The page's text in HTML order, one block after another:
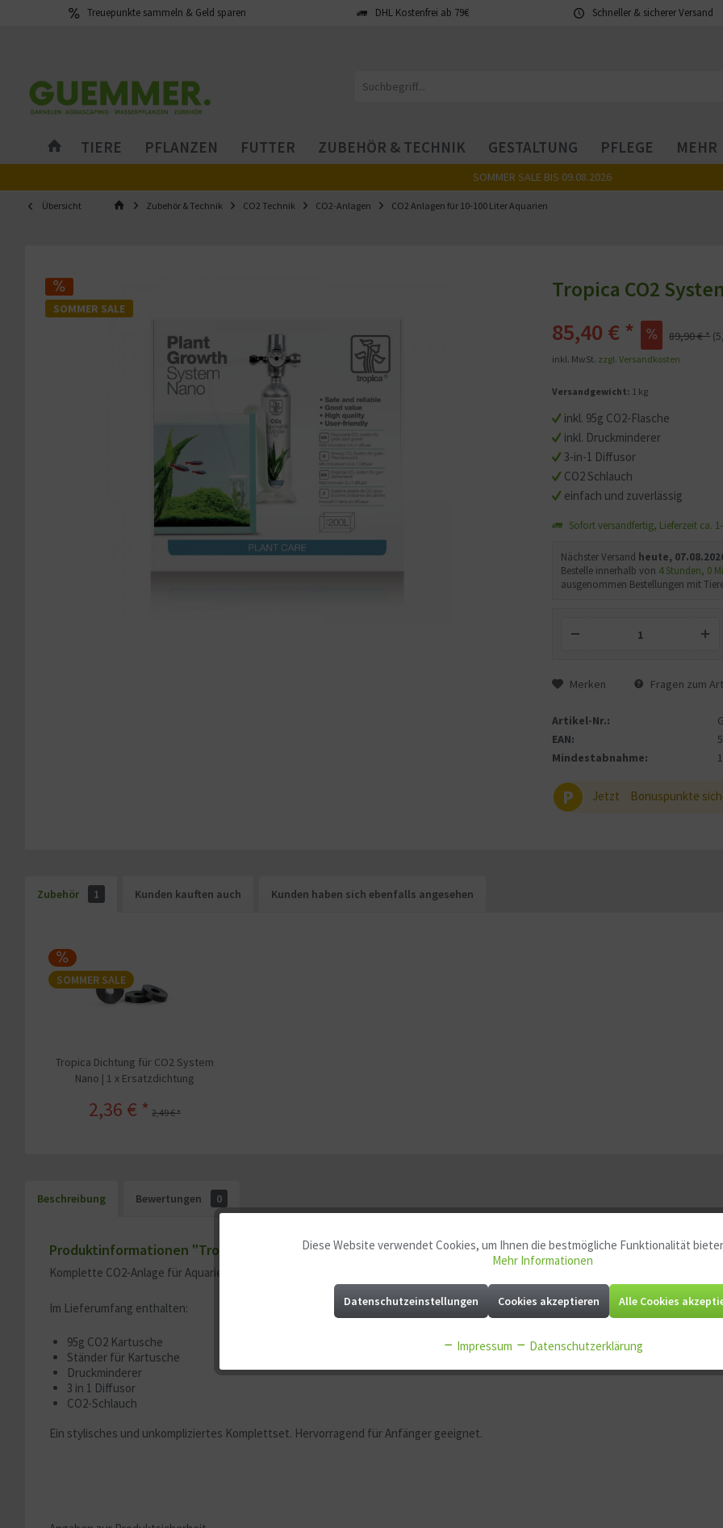
Treuepunkte sammeln & Geld sparen DHL Kostenfrei ab 79€ Schneller & sicherer Versand
TIERE PFLANZEN FUTTER ZUBEHÖR & TECHNIK GESTALTUNG PFLEGE MEHR
SOMMER SALE BIS 09.08.2026
Übersicht Zubehör & Technik CO2 Technik CO2-Anlagen CO2 Anlagen für 10-100 Liter Aquarien
SOMMER SALE
Tropica CO2
inkl. 95g CO2-Flasche
inkl. Druckminderer
3-in-1 Diffusor
CO2 Schlauch
einfach und zuverlässig
85,40 € * 89,90 € *
inkl. MwSt. zzgl. Versandkosten
Versandgewicht: 1 kg
Sofort versandfertig, Lieferzeit ca.
Nächster Versand heute,
Bestelle innerhalb von 4 Stunden, 0
ausgenommen Bestellungen mit
Merken Fragen zum
Artikel-Nr.:
EAN:
Mindestabnahme:
1
P Jetzt Bonuspunkte
Zubehör 1 Kunden kauften auch Kunden haben sich ebenfalls angesehen
SOMMER SALE
Tropica Dichtung für CO2 System
Nano | 1 x Ersatzdichtung
2,36 € * 2,49 € *
Beschreibung Bewertungen 0
Produktinformationen "Tropica CO2 System Nano Komplett-Set"
Komplette CO2-Anlage für Aquarien bis 60 Liter
Im Lieferumfang enthalten:
95g CO2 Kartusche
Ständer für Kartusche
Druckminderer
3 in 1 Diffusor
CO2-Schlauch
Ein stylisches und unkompliziertes Komplettset. Hervorragend für Anfänger geeignet.
FunktionaleDiese Website verwendet Cookies, um Ihnen die bestmögliche Funktionalität
Mehr Informationen
Datenschutzeinstellungen Cookies akzeptieren Alle Cookies
Impressum Datenschutzerklärung